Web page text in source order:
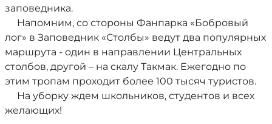
заповедника.
Напомним, со стороны Фанпарка «Бобровый
лог» в Заповедник «Столбы» ведут два популярных
маршрута - один в направлении Центральных
столбов, другой – на скалу Такмак. Ежегодно по
этим тропам проходит более 100 тысяч туристов.
На уборку ждем школьников, студентов и всех
желающих!